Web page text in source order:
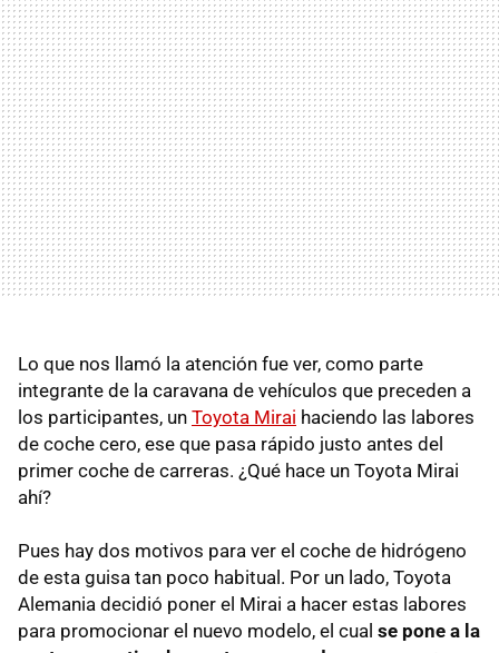
Lo que nos llamó la atención fue ver, como parte
integrante de la caravana de vehículos que preceden a
los participantes, un Toyota Mirai haciendo las labores
de coche cero, ese que pasa rápido justo antes del
primer coche de carreras. ¿Qué hace un Toyota Mirai
ahí?
Pues hay dos motivos para ver el coche de hidrógeno
de esta guisa tan poco habitual. Por un lado, Toyota
Alemania decidió poner el Mirai a hacer estas labores
para promocionar el nuevo modelo, el cual se pone a la